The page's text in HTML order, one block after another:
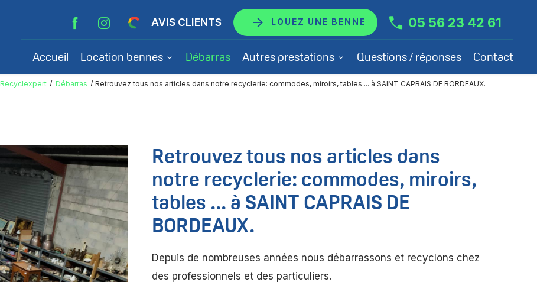
AVIS CLIENTS arrow_forward LOUEZ UNE BENNE 05 56 23 42 61
Accueil Location bennes Débarras Autres prestations Questions / réponses Contact
Recyclexpert Débarras Retrouvez tous nos articles dans notre recyclerie: commodes, miroirs, tables ... à SAINT CAPRAIS DE BORDEAUX.
Retrouvez tous nos articles dans
notre recyclerie: commodes, miroirs,
tables ... à SAINT CAPRAIS DE
BORDEAUX.
Depuis de nombreuses années nous débarrassons et recyclons chez
des professionnels et des particuliers.